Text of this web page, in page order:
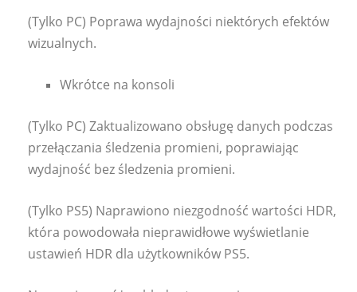
(Tylko PC) Poprawa wydajności niektórych efektów
wizualnych.
Wkrótce na konsoli
(Tylko PC) Zaktualizowano obsługę danych podczas
przełączania śledzenia promieni, poprawiając
wydajność bez śledzenia promieni.
(Tylko PS5) Naprawiono niezgodność wartości HDR,
która powodowała nieprawidłowe wyświetlanie
ustawień HDR dla użytkowników PS5.